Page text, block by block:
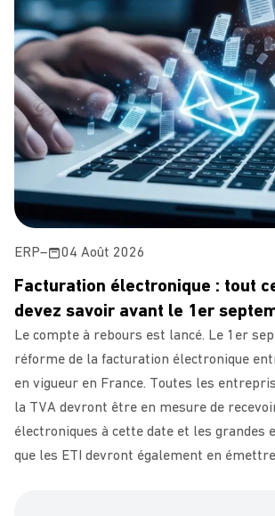
ERP– 04 Août 2026
Facturation électronique : tout
devez savoir avant le 1er
Le compte à rebours est lancé. Le 1er
réforme de la facturation électronique
en vigueur en France. Toutes les
la TVA devront être en mesure de
électroniques à cette date et les grandes
que les ETI devront également en